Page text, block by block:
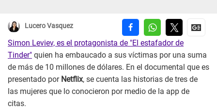
Lucero Vasquez
Simon Leviev, es el protagonista de "El estafador de
Tinder" quien ha embaucado a sus víctimas por una suma
de más de 10 millones de dólares. En el documental que es
presentado por Netflix, se cuenta las historias de tres de
las mujeres que lo conocieron por medio de la app de
citas.